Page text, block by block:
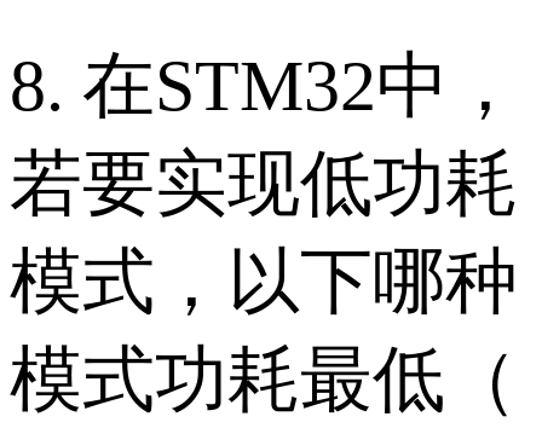
8. 在STM32中，
若要实现低功耗
模式，以下哪种
模式功耗最低（